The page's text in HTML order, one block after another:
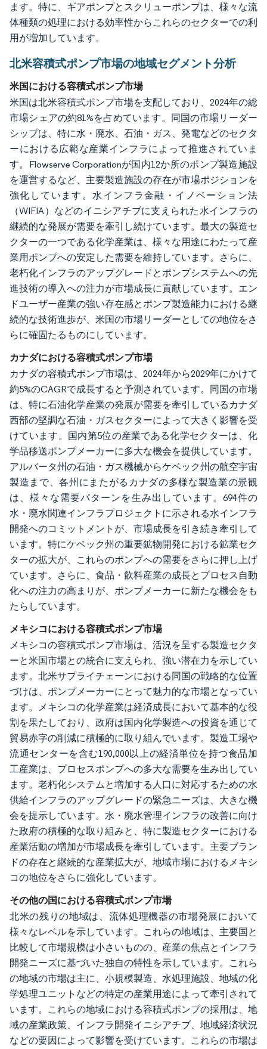
ます。特に、ギアポンプとスクリューポンプは、様々な流
体種類の処理における効率性からこれらのセクターでの利
用が増加しています。
北米容積式ポンプ市場の地域セグメント分析
米国における容積式ポンプ市場
米国は北米容積式ポンプ市場を支配しており、2024年の総
市場シェアの約81%を占めています。同国の市場リーダー
シップは、特に水・廃水、石油・ガス、発電などのセクタ
ーにおける広範な産業インフラによって推進されていま
す。Flowserve Corporationが国内12か所のポンプ製造施設
を運営するなど、主要製造施設の存在が市場ポジションを
強化しています。水インフラ金融・イノベーション法
（WIFIA）などのイニシアチブに支えられた水インフラの
継続的な発展が需要を牽引し続けています。最大の製造セ
クターの一つである化学産業は、様々な用途にわたって産
業用ポンプへの安定した需要を維持しています。さらに、
老朽化インフラのアップグレードとポンプシステムへの先
進技術の導入への注力が市場成長に貢献しています。エン
ドユーザー産業の強い存在感とポンプ製造能力における継
続的な技術進歩が、米国の市場リーダーとしての地位をさ
らに確固たるものにしています。
カナダにおける容積式ポンプ市場
カナダの容積式ポンプ市場は、2024年から2029年にかけて
約5%のCAGRで成長すると予測されています。同国の市場
は、特に石油化学産業の発展が需要を牽引しているカナダ
西部の堅調な石油・ガスセクターによって大きく影響を受
けています。国内第5位の産業である化学セクターは、化
学品移送ポンプメーカーに多大な機会を提供しています。
アルバータ州の石油・ガス機械からケベック州の航空宇宙
製造まで、各州にまたがるカナダの多様な製造業の景観
は、様々な需要パターンを生み出しています。694件の
水・廃水関連インフラプロジェクトに示される水インフラ
開発へのコミットメントが、市場成長を引き続き牽引して
います。特にケベック州の重要鉱物開発における鉱業セク
ターの拡大が、これらのポンプへの需要をさらに押し上げ
ています。さらに、食品・飲料産業の成長とプロセス自動
化への注力の高まりが、ポンプメーカーに新たな機会をも
たらしています。
メキシコにおける容積式ポンプ市場
メキシコの容積式ポンプ市場は、活況を呈する製造セクタ
ーと米国市場との統合に支えられ、強い潜在力を示してい
ます。北米サプライチェーンにおける同国の戦略的な位置
づけは、ポンプメーカーにとって魅力的な市場となってい
ます。メキシコの化学産業は経済成長において基本的な役
割を果たしており、政府は国内化学製造への投資を通じて
貿易赤字の削減に積極的に取り組んでいます。製造工場や
流通センターを含む190,000以上の経済単位を持つ食品加
工産業は、プロセスポンプへの多大な需要を生み出してい
ます。老朽化システムと増加する人口に対応するための水
供給インフラのアップグレードの緊急ニーズは、大きな機
会を提示しています。水・廃水管理インフラの改善に向け
た政府の積極的な取り組みと、特に製造セクターにおける
産業活動の増加が市場成長を牽引しています。主要ブラン
ドの存在と継続的な産業拡大が、地域市場におけるメキシ
コの地位をさらに強化しています。
その他の国における容積式ポンプ市場
北米の残りの地域は、流体処理機器の市場発展において
様々なレベルを示しています。これらの地域は、主要国と
比較して市場規模は小さいものの、産業の焦点とインフラ
開発ニーズに基づいた独自の特性を示しています。これら
の地域の市場は主に、小規模製造、水処理施設、地域の化
学処理ユニットなどの特定の産業用途によって牽引されて
います。これらの地域における容積式ポンプの採用は、地
域の産業政策、インフラ開発イニシアチブ、地域経済状況
などの要因によって影響を受けています。これらの市場は